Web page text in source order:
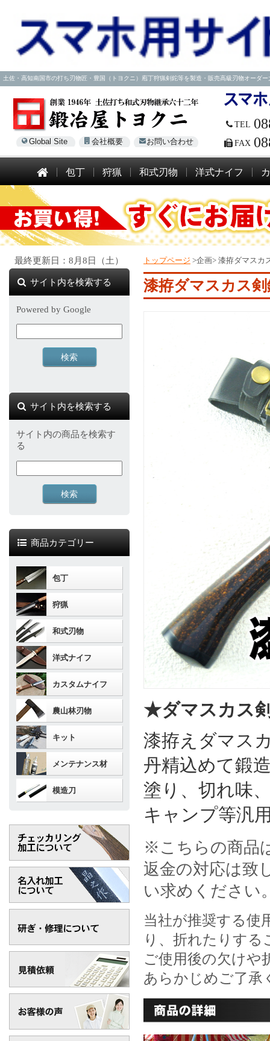
土佐・高知南国市の打ち刃物匠・豊国（トヨクニ）庖丁狩猟剣鉈等を製造・販売高級刃物オーダ
Global Site 会社概要 お問い合わせ
TEL
FAX
包丁 狩猟 和式刃物 洋式ナイフ
トップページ >企画> 漆拵ダマスカ
漆拵ダマスカス剣
★ダマスカス
漆拵えダマス
丹精込めて鍛
塗り、切れ味
キャンプ等汎
※こちらの商品
返金の対応は致
い求めください
当社が推奨する使
り、折れたりす
ご使用後の欠けや
あらかじめご了承
最終更新日：8月8日（土）
サイト内を検索する
Powered by Google
サイト内を検索する
サイト内の商品を検索す
る
商品カテゴリー
包丁
狩猟
和式刃物
洋式ナイフ
カスタムナイフ
農山林刃物
キット
メンテナンス材
模造刀